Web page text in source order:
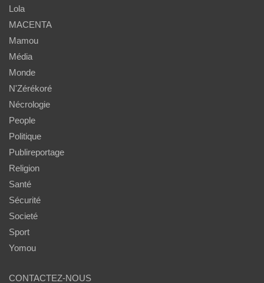
Lola
MACENTA
Mamou
Média
Monde
N'Zérékoré
Nécrologie
People
Politique
Publireportage
Religion
Santé
Sécurité
Societé
Sport
Yomou
CONTACTEZ-NOUS